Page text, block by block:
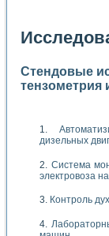
Стендовые
тензометрия
дизельных
Система
электровоза
Контроль